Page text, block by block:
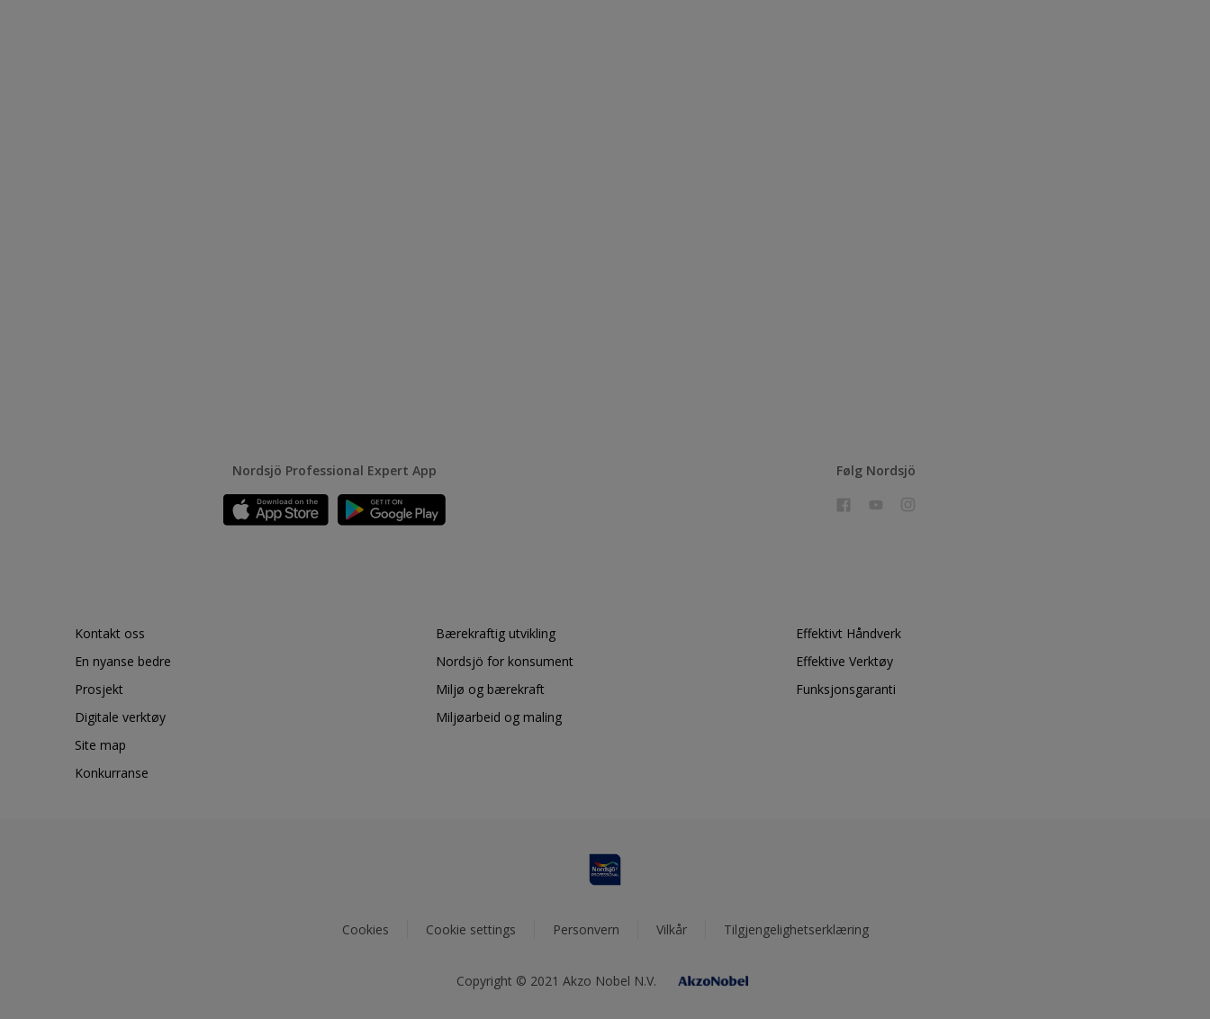
Nordsjö Professional Expert App Følg Nordsjö
Kontakt oss
En nyanse bedre
Prosjekt
Digitale verktøy
Site map
Konkurranse
Bærekraftig utvikling
Nordsjö for konsument
Miljø og bærekraft
Miljøarbeid og maling
Effektivt Håndverk
Effektive Verktøy
Funksjonsgaranti
Cookies Cookie settings Personvern Vilkår Tilgjengelighetserklæring
Copyright © 2021 Akzo Nobel N.V.